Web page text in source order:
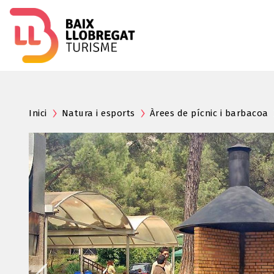
Inici Natura i esports Àrees de pícnic i barbacoa